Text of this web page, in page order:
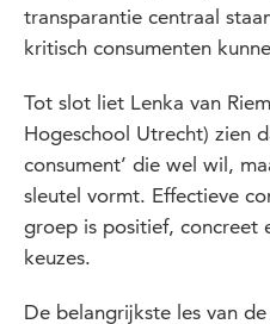
transparantie centraal
kritisch consumenten
Tot slot liet Lenka van
Hogeschool Utrecht) zien
consument’ die wel wil,
sleutel vormt. Effectieve
groep is positief, concreet
keuzes.
De belangrijkste les van